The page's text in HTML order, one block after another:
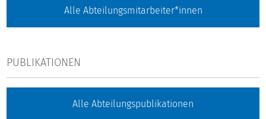
Alle Abteilungsmitarbeiter*innen
PUBLIKATIONEN
Alle Abteilungspublikationen